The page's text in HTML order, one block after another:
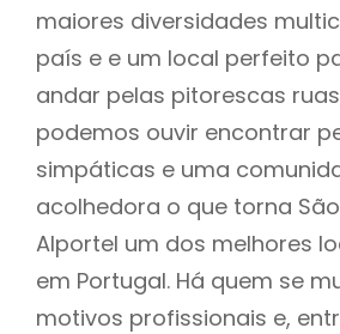
maiores diversidades
país e e um local perfeito
andar pelas pitorescas
podemos ouvir encontrar
simpáticas e uma
acolhedora o que torna
Alportel um dos melhores
em Portugal. Há quem se
motivos profissionais e,